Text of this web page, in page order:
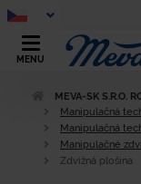
MENU
MEVA-SK S.R.O.
Manipulačná
Manipulačná
Manipulačné
Zdvižná plošina